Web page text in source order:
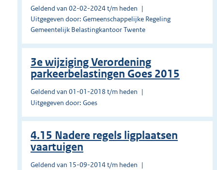
Geldend van 02-02-2024 t/m heden
Uitgegeven door: Gemeenschappelijke Regeling
Gemeentelijk Belastingkantoor Twente
3e wijziging Verordening
parkeerbelastingen Goes 2015
Geldend van 01-01-2018 t/m heden
Uitgegeven door: Goes
4.15 Nadere regels ligplaatsen
vaartuigen
Geldend van 15-09-2014 t/m heden